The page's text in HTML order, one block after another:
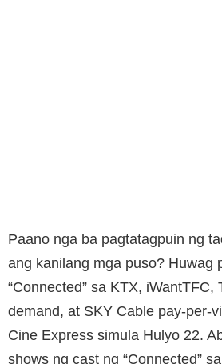
Paano nga ba pagtatagpuin ng
ang kanilang mga puso? Huwag
“Connected” sa KTX,
demand, at SKY Cable pay-per-
Cine Express simula Hulyo 22.
shows ng cast ng “Connected”